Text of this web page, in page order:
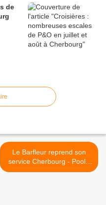
de
Le Barfleur reprend son
service Cherbourg - Poole
pour la saison 2023 >